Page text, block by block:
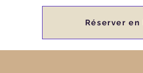
Réserver en